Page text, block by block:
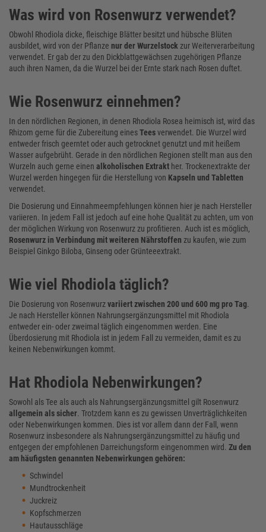
Was wird von Rosenwurz verwendet?
Obwohl Rhodiola dicke, fleischige Blätter besitzt und hübsche Blüten
ausbildet, wird von der Pflanze nur der Wurzelstock zur Weiterverarbeitung
verwendet. Er gab der zu den Dickblattgewächsen zugehörigen Pflanze
auch ihren Namen, da die Wurzel bei der Ernte stark nach Rosen duftet.
Wie Rosenwurz einnehmen?
In den nördlichen Regionen, in denen Rhodiola Rosea heimisch ist, wird das
Rhizom gerne für die Zubereitung einesTeesverwendet. Die Wurzel wird
entweder frisch geerntet oder auch getrocknet genutzt und mit heißem
Wasser aufgebrüht. Gerade in den nördlichen Regionen stellt man aus den
Wurzeln auch gerne einen alkoholischen Extrakt her. Trockenextrakte der
Wurzel werden hingegen für die Herstellung von Kapseln und Tabletten
verwendet.
Die Dosierung und Einnahmeempfehlungen können hier je nach Hersteller
variieren. In jedem Fall ist jedoch auf eine hohe Qualität zu achten, um von
der möglichen Wirkung von Rosenwurz zu profitieren. Auch ist es möglich,
Rosenwurz in Verbindung mit weiteren Nährstoffen zu kaufen, wie zum
Beispiel Ginkgo Biloba, Ginseng oder Grünteeextrakt.
Wie viel Rhodiola täglich?
Die Dosierung von Rosenwurzvariiert zwischen 200 und 600 mg pro Tag.
Je nach Hersteller können Nahrungsergänzungsmittel mit Rhodiola
entweder ein- oder zweimal täglich eingenommen werden. Eine
Überdosierung mit Rhodiola ist in jedem Fall zu vermeiden, damit es zu
keinen Nebenwirkungen kommt.
Hat Rhodiola Nebenwirkungen?
Sowohl als Tee als auch als Nahrungsergänzungsmittel gilt Rosenwurz
allgemein als sicher. Trotzdem kann es zu gewissen Unverträglichkeiten
oder Nebenwirkungen kommen. Dies ist vor allem dann der Fall, wenn
Rosenwurz insbesondere als Nahrungsergänzungsmittel zu häufig und
entgegen der empfohlenen Darreichungsform eingenommen wird. Zu den
am häufigsten genannten Nebenwirkungen gehören:
Schwindel
Mundtrockenheit
Juckreiz
Kopfschmerzen
Hautausschläge